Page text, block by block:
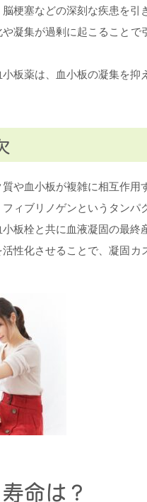
梗塞などの深刻な疾患を引
凝集が過剰に起こること
板薬は、血小板の凝集を抑
や血小板が複雑に相互作用
ィブリノゲンというタンパ
板栓と共に血液凝固の最終
性化させることで、凝固
命は？